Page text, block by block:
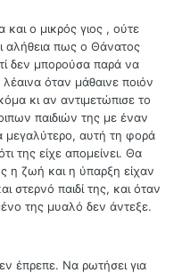
ο μικρός γιος , ούτε
αλήθεια πως ο Θάνατος
δεν μπορούσα παρά να
όταν μάθαινε ποιόν
κι αν αντιμετώπισε το
παιδιών της με έναν
αυτή τη φορά
της είχε απομείνει. Θα
η ζωή και η ύπαρξη είχαν
στερνό παιδί της, και όταν
της μυαλό δεν άντεξε.
έπρεπε. Να ρωτήσει για